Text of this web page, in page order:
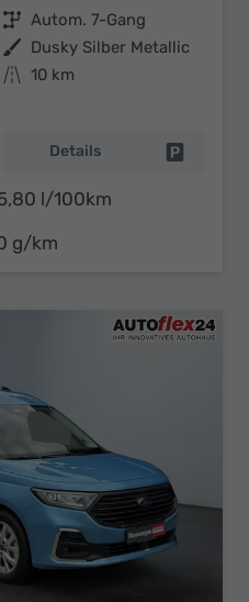
Getriebe Autom. 7-Gang
Außenfarbe Dusky Silber Metallic
Kilometerstand 10 km
Details
l/100km
g/km